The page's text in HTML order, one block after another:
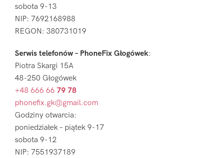
sobota 9-13
NIP: 7692168988
REGON: 380731019
Serwis telefonów – PhoneFix Głogówek:
Piotra Skargi 15A
48-250 Głogówek
+48 666 66 79 78
phonefix.gk@gmail.com
Godziny otwarcia:
poniedziałek – piątek 9-17
sobota 9-12
NIP: 7551937189